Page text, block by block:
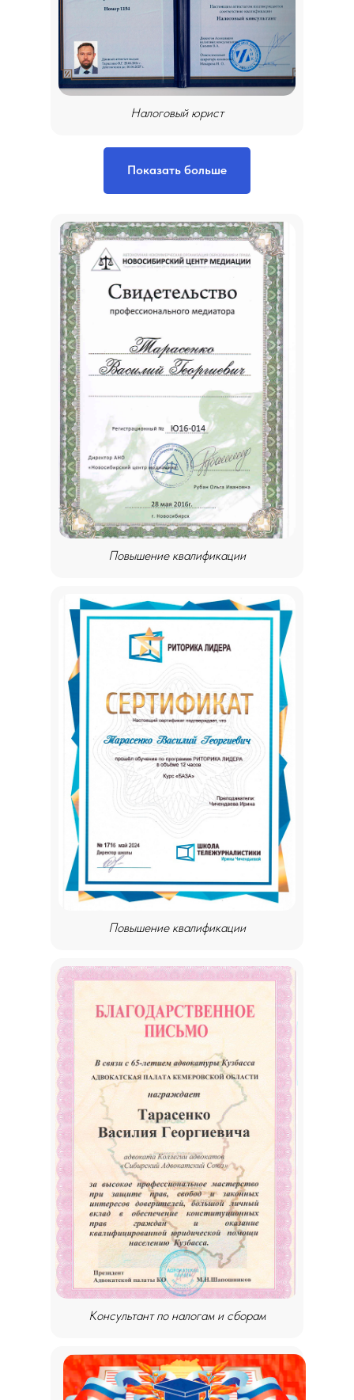
Налоговый юрист
Показать больше
Повышение квалификации
Повышение квалификации
Консультант по налогам и сборам